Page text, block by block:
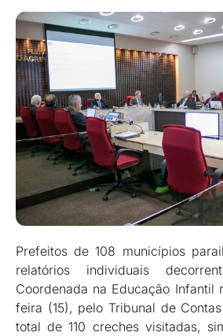
Prefeitos de 108 municípios
relatórios individuais
Coordenada na Educação Infantil
feira (15), pelo Tribunal de
total de 110 creches visitadas,